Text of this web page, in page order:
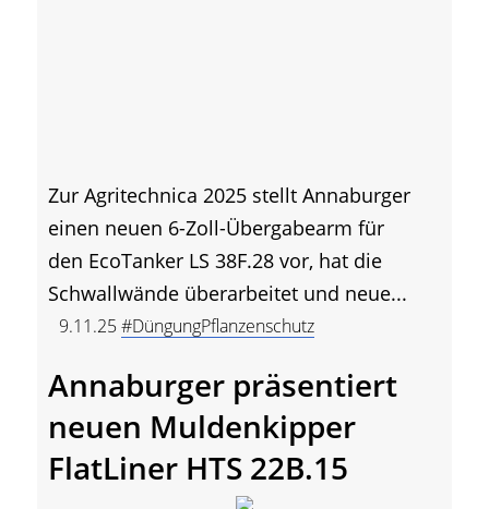
Zur Agritechnica 2025 stellt Annaburger
einen neuen 6-Zoll-Übergabearm für
den EcoTanker LS 38F.28 vor, hat die
Schwallwände überarbeitet und neue...
9.11.25#DüngungPflanzenschutz
Annaburger präsentiert
neuen Muldenkipper
FlatLiner HTS 22B.15